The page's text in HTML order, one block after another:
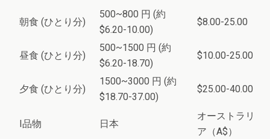
朝食 (ひとり分)
500~800 円 (約
$6.20-10.00)
$8.00-25.00
昼食 (ひとり分)
500~1500 円 (約
$6.20-18.70)
$10.00-25.00
夕食 (ひとり分)
1500~3000 円 (約
$18.70-37.00)
$25.00-40.00
I品物 日本
オーストラリ
ア（A$）